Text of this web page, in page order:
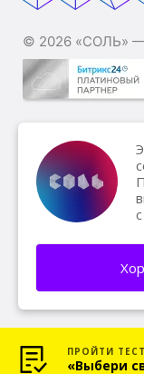
© 2026 «СОЛЬ» —
Санкт-
ПРОЙТИ ТЕСТ
«Выбери